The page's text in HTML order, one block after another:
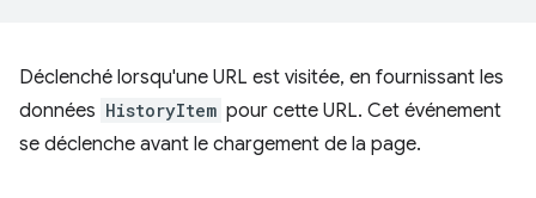
Déclenché lorsqu'une URL est visitée, en fournissant les
données HistoryItem pour cette URL. Cet événement
se déclenche avant le chargement de la page.